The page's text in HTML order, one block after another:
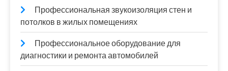
Профессиональная звукоизоляция стен и
потолков в жилых помещениях
Профессиональное оборудование для
диагностики и ремонта автомобилей